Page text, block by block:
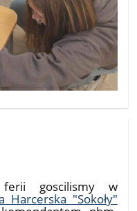
goscilismy w
Harcerska "Sokoły"